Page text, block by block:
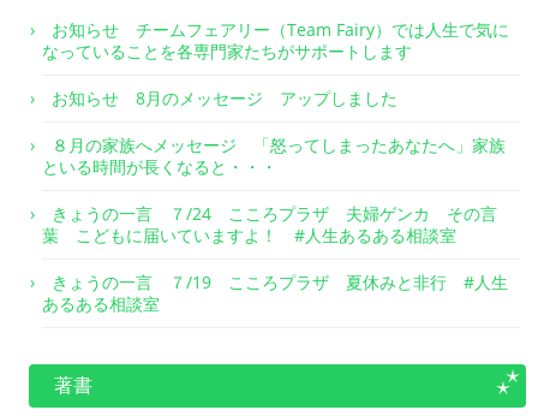
お知らせ チームフェアリー（Team Fairy）では人生で気に
なっていることを各専門家たちがサポートします
お知らせ 8月のメッセージ アップしました
８月の家族へメッセージ 「怒ってしまったあなたへ」家族
といる時間が長くなると・・・
きょうの一言 ７/24 こころプラザ 夫婦ゲンカ その言
葉 こどもに届いていますよ！ #人生あるある相談室
きょうの一言 ７/19 こころプラザ 夏休みと非行 #人生
あるある相談室
著書